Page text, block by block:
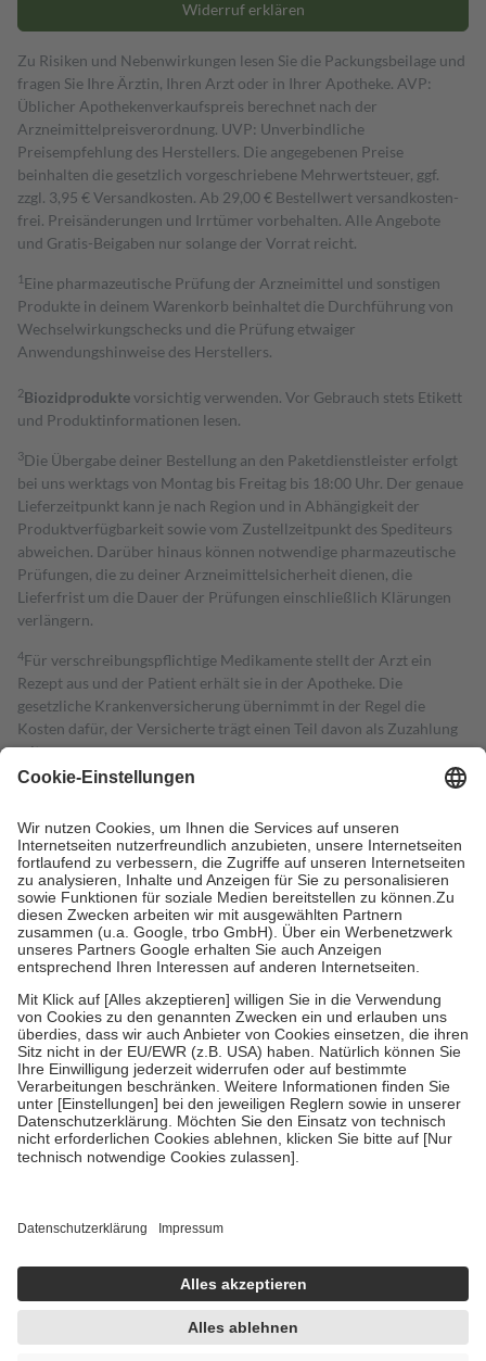
Widerruf erklären
Zu Risiken und Nebenwirkungen lesen Sie die Packungsbeilage und
fragen Sie Ihre Ärztin, Ihren Arzt oder in Ihrer Apotheke. AVP:
Üblicher Apothekenverkaufspreis berechnet nach der
Arzneimittelpreisverordnung. UVP: Unverbindliche
Preisempfehlung des Herstellers. Die angegebenen Preise
beinhalten die gesetzlich vorgeschriebene Mehrwertsteuer, ggf.
zzgl. 3,95 € Versandkosten. Ab 29,00 € Bestell­wert versand­kosten­
frei. Preisänderungen und Irrtümer vorbehalten. Alle Angebote
und Gratis-Beigaben nur solange der Vorrat reicht.
1 Eine pharmazeutische Prüfung der Arzneimittel und sonstigen
Produkte in deinem Warenkorb beinhaltet die Durchführung von
Wechselwirkungschecks und die Prüfung etwaiger
Anwendungshinweise des Herstellers.
2Biozidproduktevorsichtig verwenden. Vor Gebrauch stets Etikett
und Produktinformationen lesen.
3Die Übergabe deiner Bestellung an den Paketdienstleister erfolgt
bei uns werktags von Montag bis Freitag bis 18:00 Uhr. Der genaue
Lieferzeitpunkt kann je nach Region und in Abhängigkeit der
Produktverfügbarkeit sowie vom Zustellzeitpunkt des Spediteurs
abweichen. Darüber hinaus können notwendige pharmazeutische
Prüfungen, die zu deiner Arzneimittelsicherheit dienen, die
Lieferfrist um die Dauer der Prüfungen einschließlich Klärungen
verlängern.
4Für verschreibungspflichtige Medikamente stellt der Arzt ein
Rezept aus und der Patient erhält sie in der Apotheke. Die
gesetzliche Krankenversicherung übernimmt in der Regel die
Kosten dafür, der Versicherte trägt einen Teil davon als Zuzahlung
mit.
Grundsätzlich leisten Mitglieder Zuzahlungen in Höhe von zehn
höchstens zehn Euro.
Es sind jedoch nie mehr als die tatsächlichen
Kosten der Leistung zu entrichten.
Diese Regeln gelten grundsätzlich auch für Online-Apotheken.
Bei Heilmitteln und häuslicher Krankenpflege beträgt die
Zuzahlung zehn Prozent der Kosten sowie zehn Euro je
Verordnung.
Um das Engagement der Versicherten für ihre eigene Gesundheit zu
stärken und die besondere Stellung der Familie zu unterstützen,
fallenkeine Zuzahlungenan bei:
• Kindern und Jugendlichen bis zum vollendeten 18. Lebensjahr
mit Ausnahme der Fahrkosten
• Untersuchungen zur Vorsorge und Früherkennung, die von der
GKV getragen werden
• empfohlenen Schutzimpfungen
• Harn- und Blutteststreifen
getroffen, um sicherzustellen, dass es sich um echte Bewertungen
https://help.etrusted.com/hc/de/articles/4419944605341
Einige Bilder und Inhalte wurden unter Zuhilfenahme künstlicher